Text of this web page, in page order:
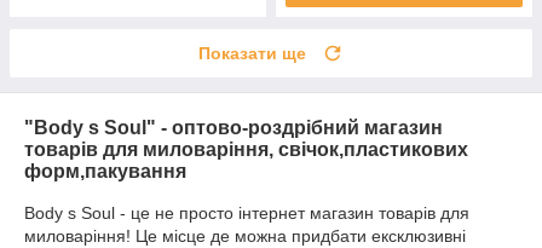
Показати ще
"Body s Soul" - оптово-роздрібний магазин
товарів для миловаріння, свічок,пластикових
форм,пакування
Body s Soul - це не просто інтернет магазин товарів для
миловаріння! Це місце де можна придбати ексклюзивні